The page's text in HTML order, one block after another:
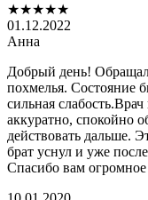
★★★★★
01.12.2022
Анна
Добрый день!
похмелья. Состояние
сильная
аккуратно, спокойно
действовать дальше.
брат уснул и уже
Спасибо вам